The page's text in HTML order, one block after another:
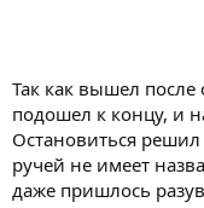
Так как вышел после
подошел к концу, и
Остановиться
ручей не имеет
даже пришлось